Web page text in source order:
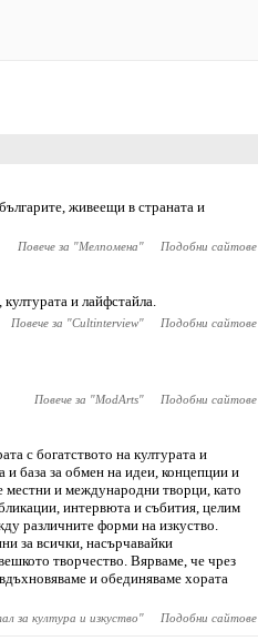
живеещи в страната и
Повече за "Мелпомена" Подобни сайтове
и лайфстайла.
Повече за "Cultinterview" Подобни сайтове
Повече за "ModArts" Подобни сайтове
с богатството на културата и
и база за обмен на идеи, концепции и
и международни творци, като
интервюта и събития, целим
различните форми на изкуство.
за всички, насърчавайки
творчество. Вярваме, че чрез
и обединяваме хората
за култура и изкуство" Подобни сайтове